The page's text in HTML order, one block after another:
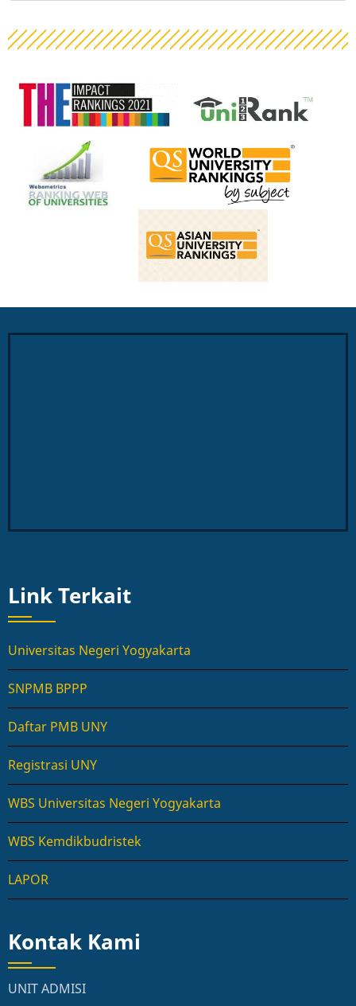
Link Terkait
Universitas Negeri Yogyakarta
SNPMB BPPP
Daftar PMB UNY
Registrasi UNY
WBS Universitas Negeri Yogyakarta
WBS Kemdikbudristek
LAPOR
Kontak Kami
UNIT ADMISI